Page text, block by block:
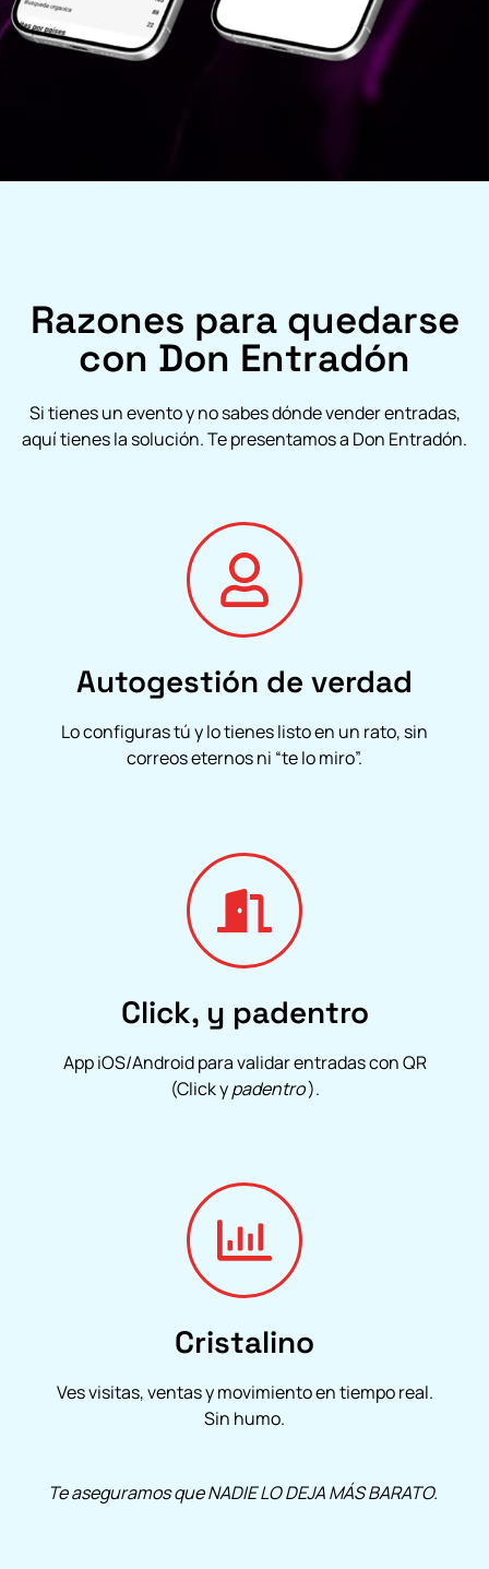
Razones para quedarse
con Don Entradón
Si tienes un evento y no sabes dónde vender entradas,
aquí tienes la solución. Te presentamos a Don Entradón.
Autogestión de verdad
Lo configuras tú y lo tienes listo en un rato, sin
correos eternos ni “te lo miro”.
Click, y padentro
App iOS/Android para validar entradas con QR
(Click ypadentro).
Cristalino
Ves visitas, ventas y movimiento en tiempo real.
Sin humo.
Te aseguramos que NADIE LO DEJA MÁS BARATO.